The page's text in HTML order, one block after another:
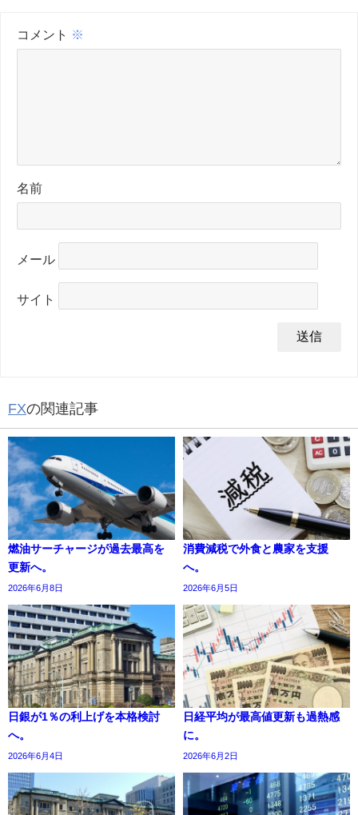
コメント ※
名前
メール
サイト
FXの関連記事
燃油サーチャージが過去最高を
更新へ。
2026年6月8日
消費減税で外食と農家を支援
へ。
2026年6月5日
日銀が1％の利上げを本格検討
へ。
2026年6月4日
日経平均が最高値更新も過熱感
に。
2026年6月2日